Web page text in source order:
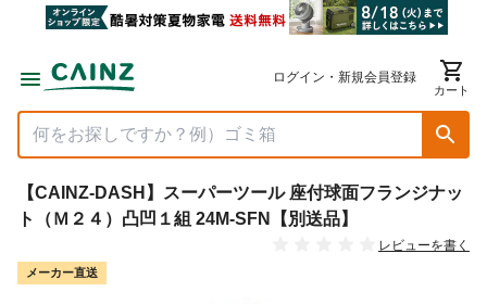
ログイン・新規会員登録
カート
【CAINZ-DASH】スーパーツール 座付球面フランジナッ
ト（Ｍ２４）凸凹１組 24M-SFN【別送品】
レビューを書く
メーカー直送